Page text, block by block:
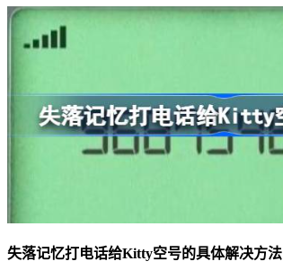
失落记忆打电话给Kitty空号的具体解决方法